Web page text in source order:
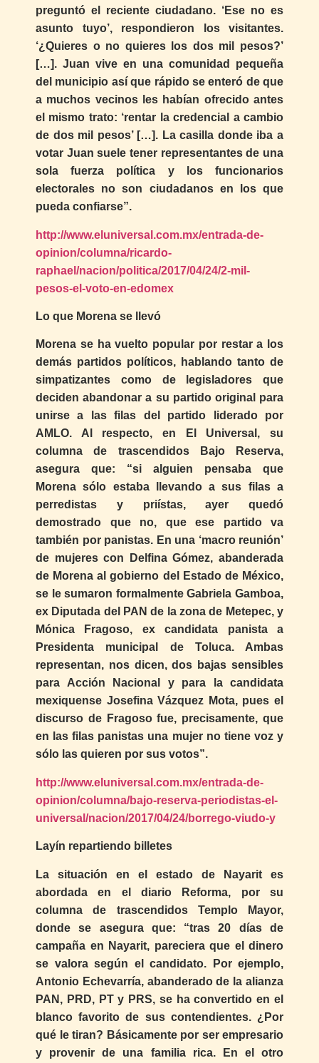
preguntó el reciente ciudadano. ‘Ese no es
asunto tuyo’, respondieron los visitantes.
‘¿Quieres o no quieres los dos mil pesos?’
[…]. Juan vive en una comunidad pequeña
del municipio así que rápido se enteró de que
a muchos vecinos les habían ofrecido antes
el mismo trato: ‘rentar la credencial a cambio
de dos mil pesos’ […]. La casilla donde iba a
votar Juan suele tener representantes de una
sola fuerza política y los funcionarios
electorales no son ciudadanos en los que
pueda confiarse”.
http://www.eluniversal.com.mx/entrada-de-
opinion/columna/ricardo-
raphael/nacion/politica/2017/04/24/2-mil-
pesos-el-voto-en-edomex
Lo que Morena se llevó
Morena se ha vuelto popular por restar a los
demás partidos políticos, hablando tanto de
simpatizantes como de legisladores que
deciden abandonar a su partido original para
unirse a las filas del partido liderado por
AMLO. Al respecto, en El Universal, su
columna de trascendidos Bajo Reserva,
asegura que: “si alguien pensaba que
Morena sólo estaba llevando a sus filas a
perredistas y priístas, ayer quedó
demostrado que no, que ese partido va
también por panistas. En una ‘macro reunión’
de mujeres con Delfina Gómez, abanderada
de Morena al gobierno del Estado de México,
se le sumaron formalmente Gabriela Gamboa,
ex Diputada del PAN de la zona de Metepec, y
Mónica Fragoso, ex candidata panista a
Presidenta municipal de Toluca. Ambas
representan, nos dicen, dos bajas sensibles
para Acción Nacional y para la candidata
mexiquense Josefina Vázquez Mota, pues el
discurso de Fragoso fue, precisamente, que
en las filas panistas una mujer no tiene voz y
sólo las quieren por sus votos”.
http://www.eluniversal.com.mx/entrada-de-
opinion/columna/bajo-reserva-periodistas-el-
universal/nacion/2017/04/24/borrego-viudo-y
Layín repartiendo billetes
La situación en el estado de Nayarit es
abordada en el diario Reforma, por su
columna de trascendidos Templo Mayor,
donde se asegura que: “tras 20 días de
campaña en Nayarit, pareciera que el dinero
se valora según el candidato. Por ejemplo,
Antonio Echevarría, abanderado de la alianza
PAN, PRD, PT y PRS, se ha convertido en el
blanco favorito de sus contendientes. ¿Por
qué le tiran? Básicamente por ser empresario
y provenir de una familia rica. En el otro